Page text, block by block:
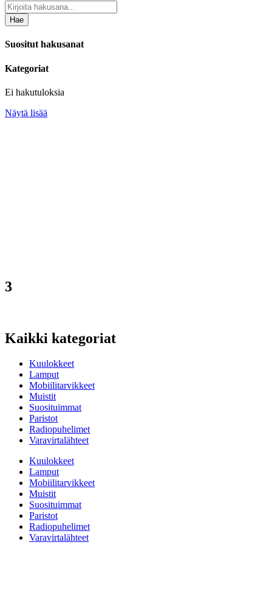
Hae
Suositut hakusanat
Kategoriat
Ei hakutuloksia
Näytä lisää
3
Kaikki kategoriat
Kuulokkeet
Lamput
Mobiilitarvikkeet
Muistit
Suosituimmat
Paristot
Radiopuhelimet
Varavirtalähteet
Kuulokkeet
Lamput
Mobiilitarvikkeet
Muistit
Suosituimmat
Paristot
Radiopuhelimet
Varavirtalähteet